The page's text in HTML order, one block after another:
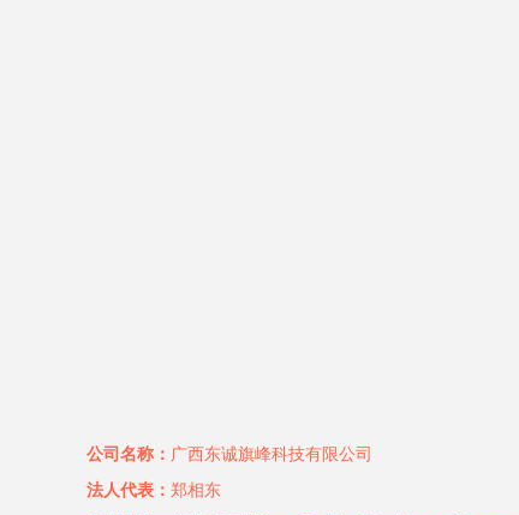
公司名称： 广西东诚旗峰科技有限公司
法人代表： 郑相东